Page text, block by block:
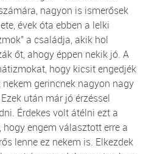
nagyon is ismerősek
évek óta ebben a lelki
a családja, akik hol
őt, ahogy éppen nekik jó. A
hogy kicsit engedjék
gerincnek nagyon nagy
után már jó érzéssel
Érdekes volt átélni ezt a
hogy engem választott erre a
lenne ez nekem is. Elkezdek